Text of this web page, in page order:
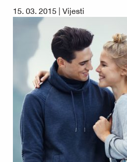
15. 03. 2015 | Vijesti